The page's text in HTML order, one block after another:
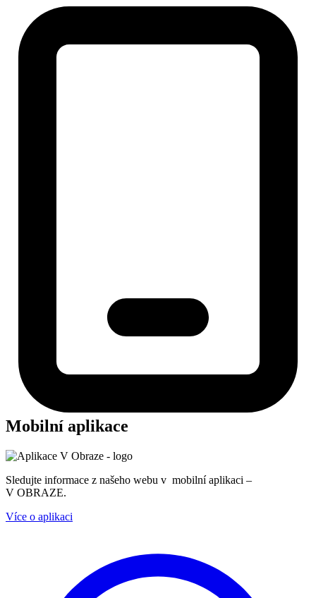
Mobilní aplikace
Sledujte informace z našeho webu v mobilní aplikaci –
V OBRAZE.
Více o aplikaci